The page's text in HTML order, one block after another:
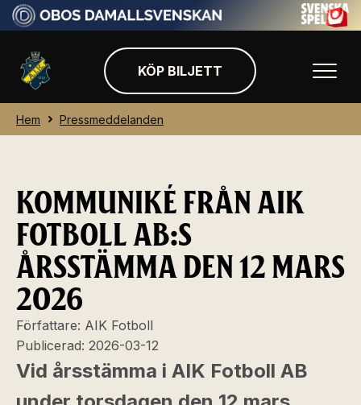
KÖP BILJETT
Hem Pressmeddelanden
KOMMUNIKÉ FRÅN AIK
FOTBOLL AB:S
ÅRSSTÄMMA DEN 12 MARS
2026
Författare: AIK Fotboll
Publicerad: 2026-03-12
Vid årsstämma i AIK Fotboll AB